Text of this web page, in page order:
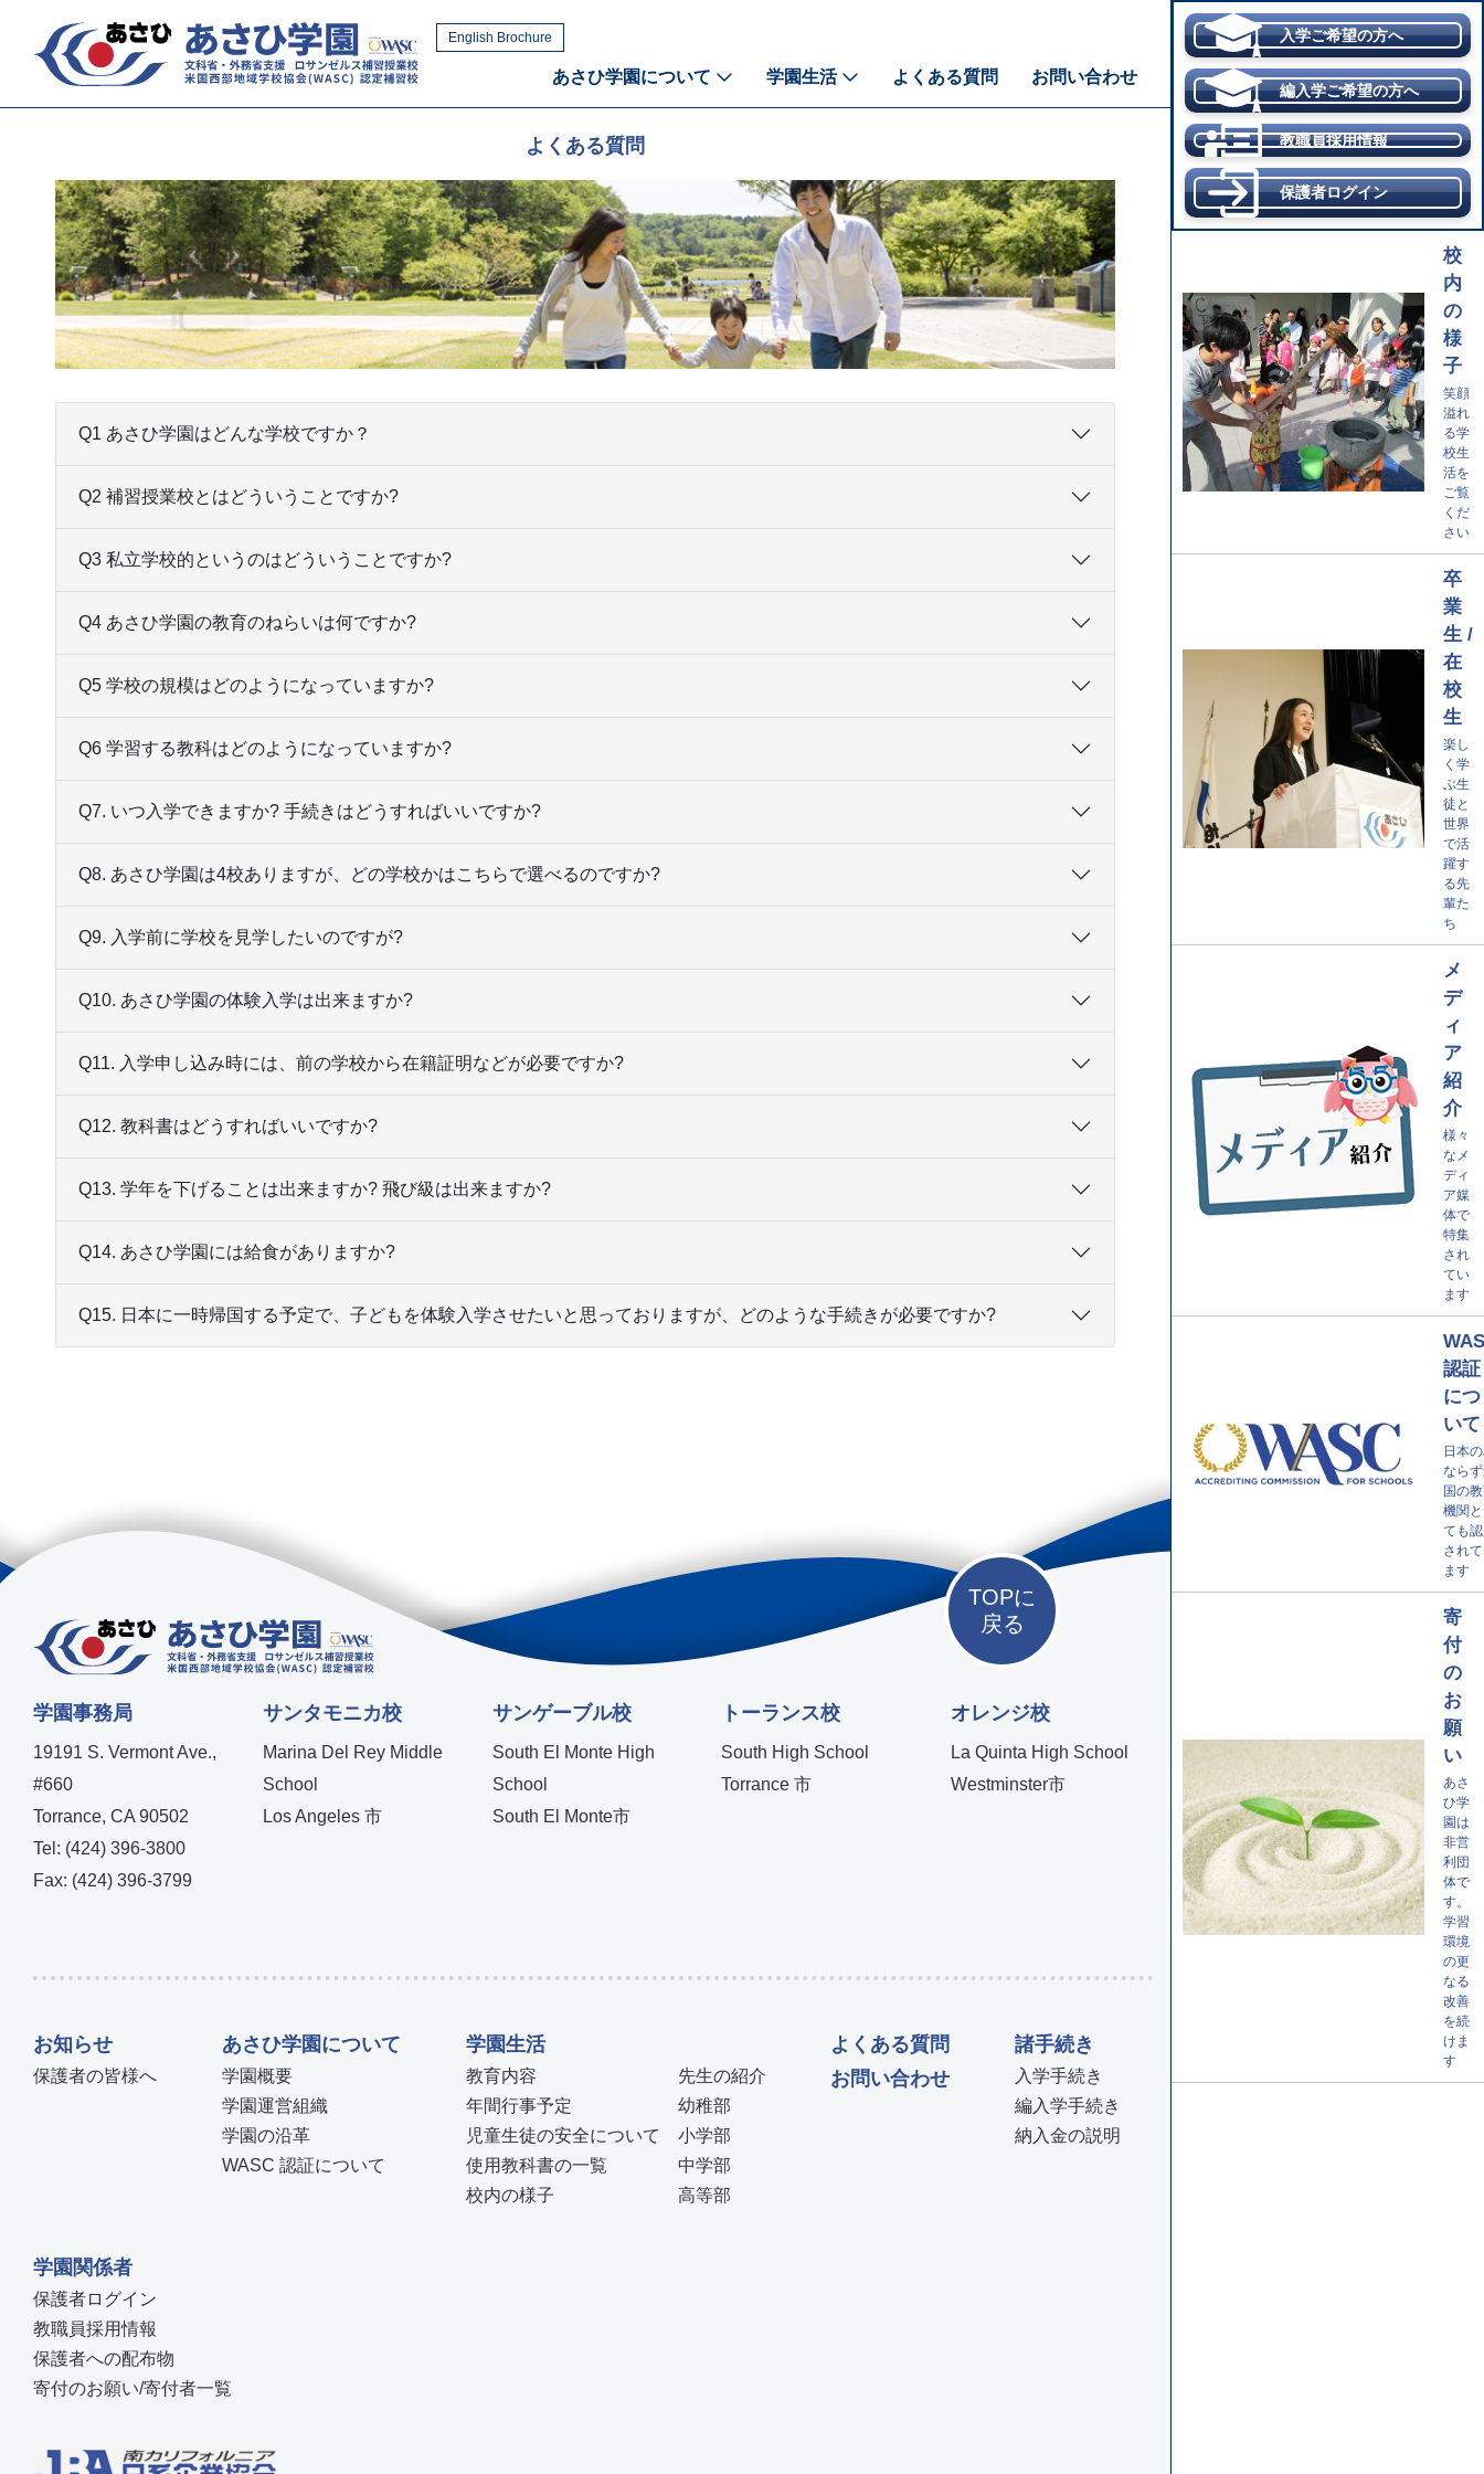
入学ご希望の方へ
編入学ご希望の方へ
教職員採用情報
保護者ログイン
校
内
の
様
子
笑顔
溢れ
る学
校生
活を
ご覧
くだ
さい
卒
業
生 /
在
校
生
楽し
く学
ぶ生
徒と
世界
で活
躍す
る先
輩た
ち
メ
デ
ィ
ア
紹
介
様々
なメ
ディ
ア媒
体で
特集
され
てい
ます
認証
につ
いて
日本
なら
国の
機関
ても
され
ます
寄
付
の
お
願
い
あさ
ひ学
園は
非営
利団
体で
す。
学習
環境
の更
なる
改善
を続
けま
す
English Brochure
あさひ学園について 学園生活 よくある質問 お問い合わせ
よくある質問
Q1 あさひ学園はどんな学校ですか？
Q2 補習授業校とはどういうことですか?
Q3 私立学校的というのはどういうことですか?
Q4 あさひ学園の教育のねらいは何ですか?
Q5 学校の規模はどのようになっていますか?
Q6 学習する教科はどのようになっていますか?
Q7. いつ入学できますか? 手続きはどうすればいいですか?
Q8. あさひ学園は4校ありますが、どの学校かはこちらで選べるのですか?
Q9. 入学前に学校を見学したいのですが?
Q10. あさひ学園の体験入学は出来ますか?
Q11. 入学申し込み時には、前の学校から在籍証明などが必要ですか?
Q12. 教科書はどうすればいいですか?
Q13. 学年を下げることは出来ますか? 飛び級は出来ますか?
Q14. あさひ学園には給食がありますか?
Q15. 日本に一時帰国する予定で、子どもを体験入学させたいと思っておりますが、どのような手続きが必要ですか?
TOPに
戻る
学園事務局
19191 S. Vermont Ave.,
#660
Torrance, CA 90502
Tel: (424) 396-3800
Fax: (424) 396-3799
サンタモニカ校
Marina Del Rey Middle
School
Los Angeles 市
サンゲーブル校
South El Monte High
School
South El Monte市
トーランス校
South High School
Torrance 市
オレンジ校
La Quinta High School
Westminster市
お知らせ
保護者の皆様へ
あさひ学園について
学園概要
学園運営組織
学園の沿革
WASC 認証について
学園生活
教育内容
年間行事予定
児童生徒の安全について
使用教科書の一覧
校内の様子
先生の紹介
幼稚部
小学部
中学部
高等部
よくある質問
お問い合わせ
諸手続き
入学手続き
編入学手続き
納入金の説明
学園関係者
保護者ログイン
教職員採用情報
保護者への配布物
寄付のお願い/寄付者一覧